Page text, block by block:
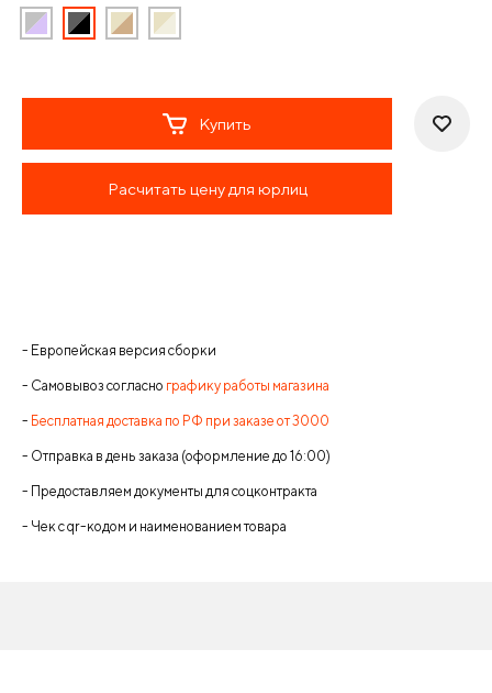
Купить
Расчитать цену для юрлиц
- Европейская версия сборки
- Самовывоз согласно графику работы магазина
- Бесплатная доставка по РФ при заказе от 3000
- Отправка в день заказа (оформление до 16:00)
- Предоставляем документы для соцконтракта
- Чек с qr-кодом и наименованием товара